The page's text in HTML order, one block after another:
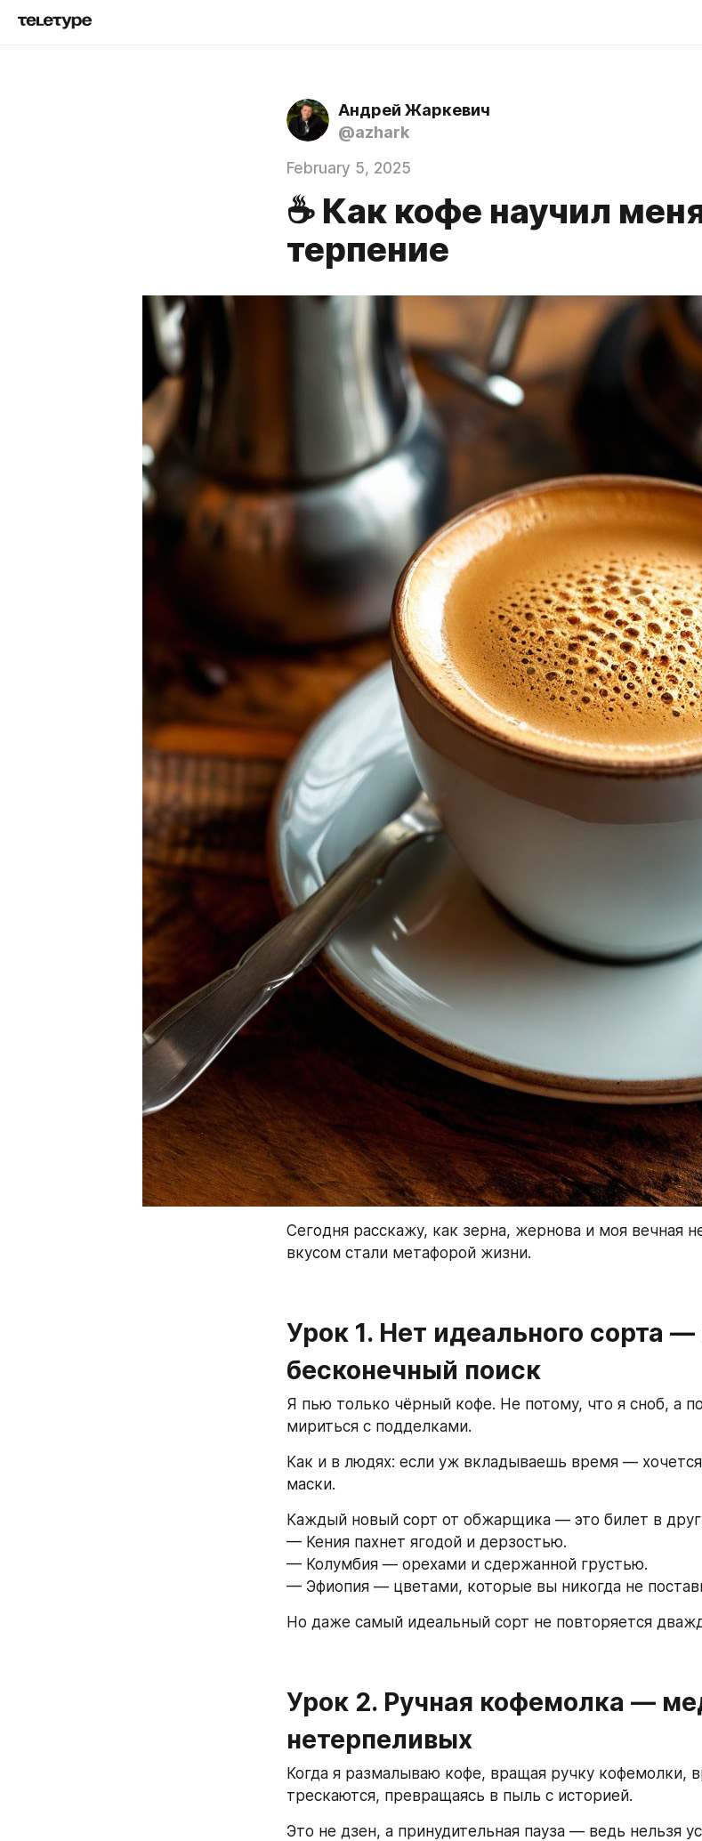
Андрей Жаркевич
@azhark
February 5, 2025
☕ Как кофе научил
терпение
Сегодня расскажу, как зерна, жернова и моя вечная
вкусом стали метафорой жизни.
Урок 1. Нет идеального сорта —
бесконечный поиск
Я пью только чёрный кофе. Не потому, что я сноб, а
мириться с подделками.
Как и в людях: если уж вкладываешь время —
маски.
Каждый новый сорт от обжарщика — это билет в
— Кения пахнет ягодой и дерзостью.
— Колумбия — орехами и сдержанной грустью.
— Эфиопия — цветами, которые вы никогда не
Но даже самый идеальный сорт не повторяется
Урок 2. Ручная кофемолка —
нетерпеливых
Когда я размалываю кофе, вращая ручку кофемолки,
трескаются, превращаясь в пыль с историей.
Это не дзен, а принудительная пауза — ведь нельзя